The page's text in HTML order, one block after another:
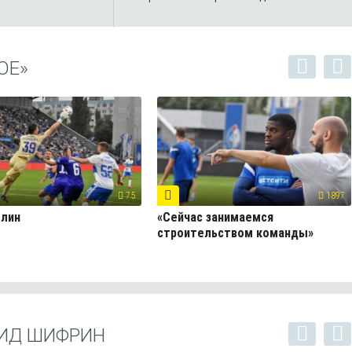
75 1897
«Сейчас занимаемся
строительством команды»
ШИФРИН